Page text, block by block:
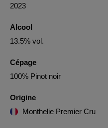
2023
Alcool
13.5% vol.
Cépage
100% Pinot noir
Origine
Monthelie Premier Cru